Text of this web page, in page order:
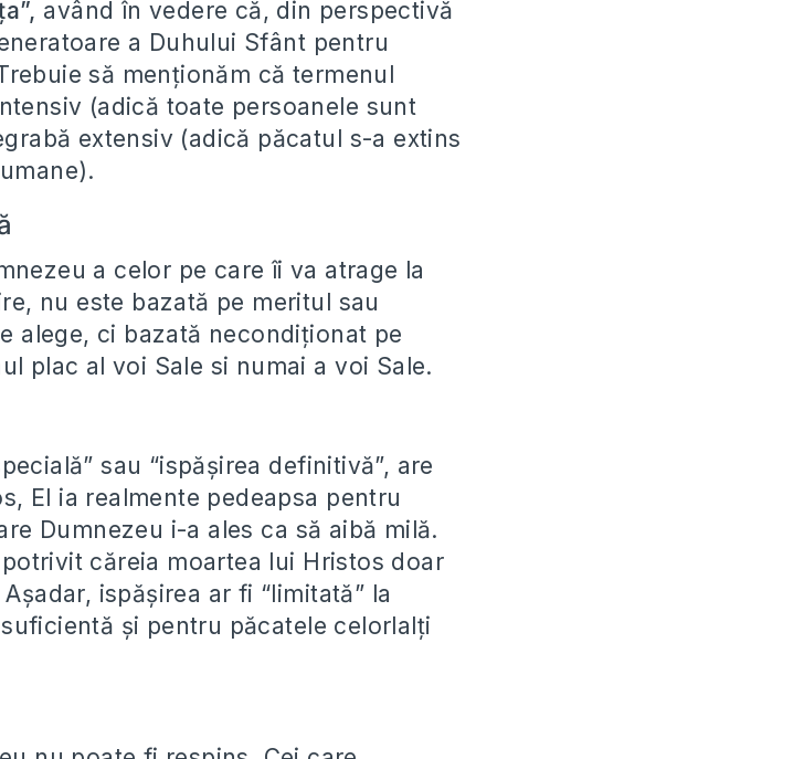
având în vedere că, din perspectivă
a Duhului Sfânt pentru
să menționăm că termenul
(adică toate persoanele sunt
extensiv (adică păcatul s-a extins
a celor pe care îi va atrage la
nu este bazată pe meritul sau
alege, ci bazată necondiționat pe
plac al voi Sale si numai a voi Sale.
sau “ispășirea definitivă”, are
El ia realmente pedeapsa pentru
Dumnezeu i-a ales ca să aibă milă.
căreia moartea lui Hristos doar
ispășirea ar fi “limitată” la
și pentru păcatele celorlalți